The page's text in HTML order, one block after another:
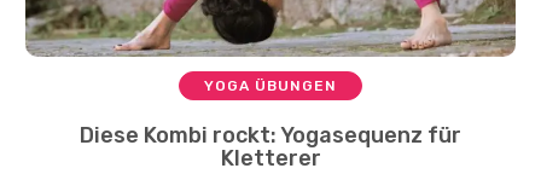
YOGA ÜBUNGEN
Diese Kombi rockt: Yogasequenz für
Kletterer